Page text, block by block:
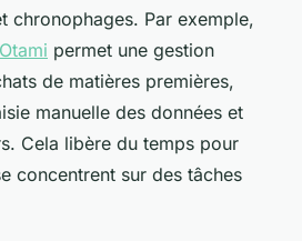
chronophages. Par exemple,
Otami permet une gestion
de matières premières,
manuelle des données et
Cela libère du temps pour
concentrent sur des tâches